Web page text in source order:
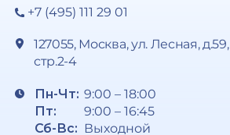
+7 (495) 111 29 01
127055, Москва, ул. Лесная, д.59,
стр.2-4
Пн-Чт:
Пт:
Сб-Вс:
9:00 – 18:00
9:00 – 16:45
Выходной